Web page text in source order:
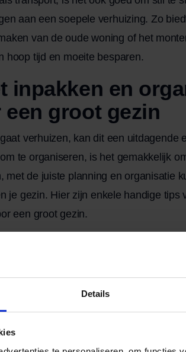
Details
aan een soepele verhuizing. Zo
van de oude woning of het
hoop tijd en moeite besparen.
inpakken en
groot gezin
verhuizen, kan dit een uitdagende
te organiseren, is het gemakkelijk
met de juiste planning en organisatie
je gezin. Hier zijn enkele handige tips
een groot gezin.